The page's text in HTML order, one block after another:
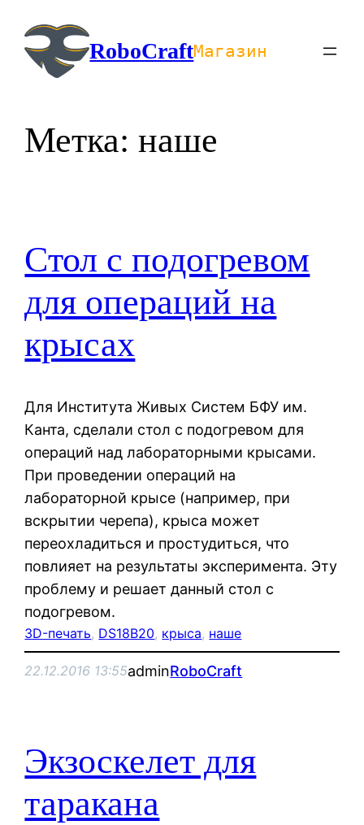
содержимомуRoboCraftМагазин
Метка:наше
Cтол с подогревом
для операций на
крысах
Для Института Живых Систем БФУ им.
Канта, сделали стол с подогревом для
операций над лабораторными крысами.
При проведении операций на
лабораторной крысе (например, при
вскрытии черепа), крыса может
переохладиться и простудиться, что
повлияет на результаты эксперимента. Эту
проблему и решает данный стол с
подогревом.
3D-печать, DS18B20, крыса, наше
22.12.2016 13:55adminRoboCraft
Экзоскелет для
таракана